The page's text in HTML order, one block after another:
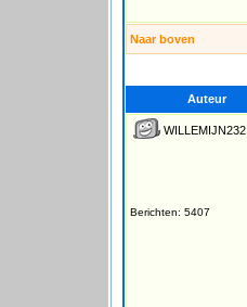
Naar boven
Auteur
WILLEMIJN232
Berichten: 5407